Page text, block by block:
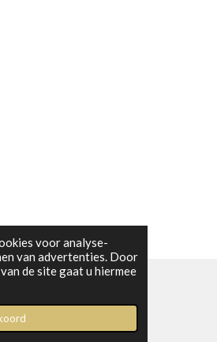
voor analyse-
van advertenties. Door
de site gaat u hiermee